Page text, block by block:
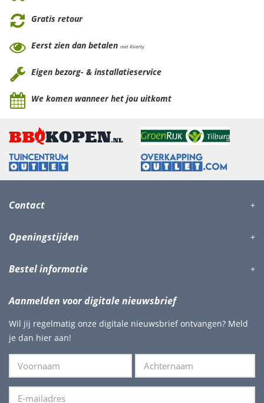
Gratis retour
Eerst zien dan betalen met Riverty
Eigen bezorg- & installatieservice
We komen wanneer het jou uitkomt
Contact
Openingstijden
Bestel informatie
Aanmelden voor digitale nieuwsbrief
Wil jij regelmatig onze digitale nieuwsbrief ontvangen? Meld
je dan hier aan!